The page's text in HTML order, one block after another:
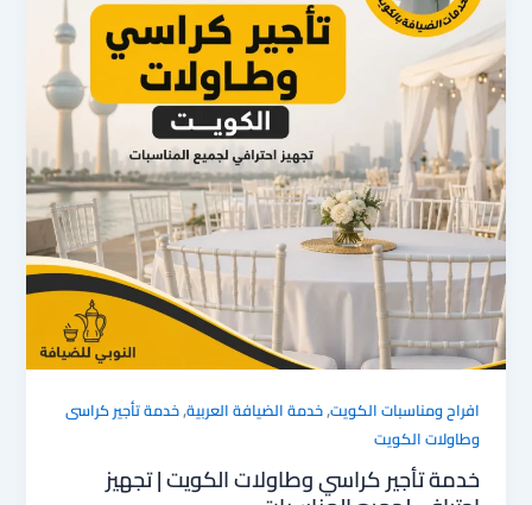
افراح ومناسبات الكويت,خدمة الضيافة العربية,خدمة تأجير كراسى
وطاولات الكويت
خدمة تأجير كراسي وطاولات الكويت | تجهيز